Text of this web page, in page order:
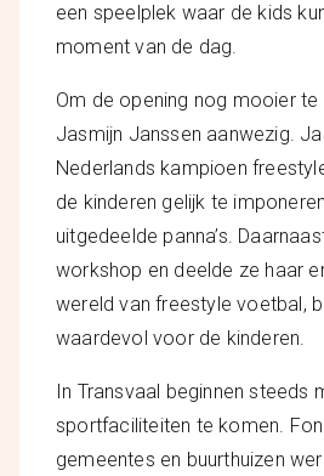
een speelplek waar de kids
moment van de dag.
Om de opening nog mooier te
Jasmijn Janssen aanwezig.
Nederlands kampioen
de kinderen gelijk te
uitgedeelde panna’s.
workshop en deelde ze haar
wereld van freestyle voetbal,
waardevol voor de kinderen.
In Transvaal beginnen steeds
sportfaciliteiten te komen.
gemeentes en buurthuizen